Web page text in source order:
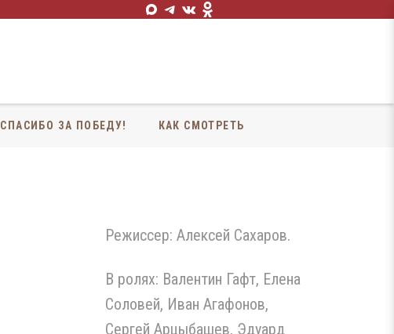
СПАСИБО ЗА ПОБЕДУ! КАК СМОТРЕТЬ
Режиссер: Алексей Сахаров.
В ролях: Валентин Гафт, Елена
Соловей, Иван Агафонов,
Сергей Арцыбашев, Эдуард